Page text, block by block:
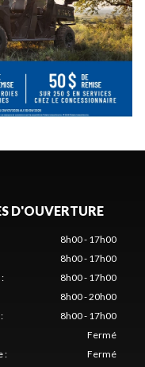
D'OUVERTURE
8h00 - 17h00
8h00 - 17h00
:
8h00 - 17h00
8h00 - 20h00
:
8h00 - 17h00
Fermé
: Fermé